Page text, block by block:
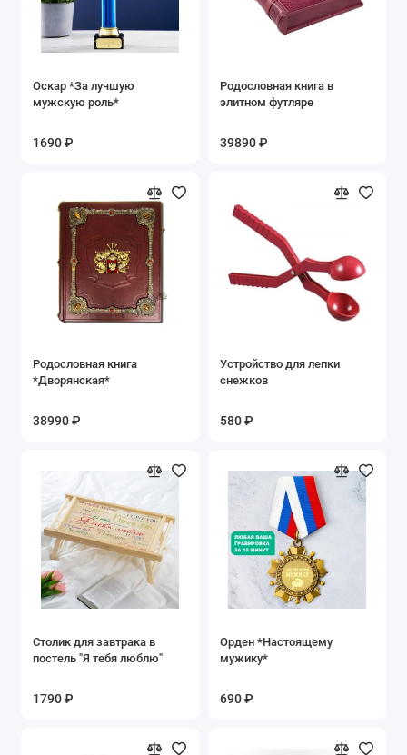
Оскар *За лучшую
мужскую роль*
1690 ₽
Родословная книга в
элитном футляре
39890 ₽
Родословная книга
*Дворянская*
38990 ₽
Устройство для лепки
снежков
580 ₽
Столик для завтрака в
постель "Я тебя люблю"
1790 ₽
Орден *Настоящему
мужику*
690 ₽